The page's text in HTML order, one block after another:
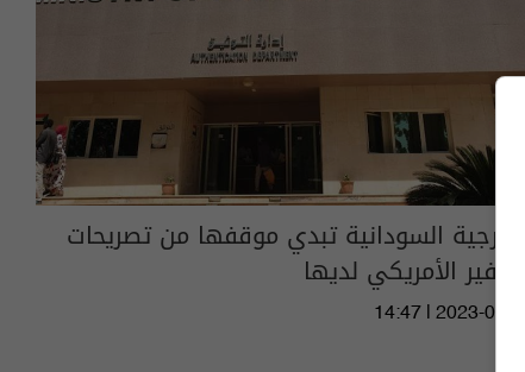
الخارجية السودانية تبدي موقفها من تصريحات
السفير الأمريكي لديها
14:47 | 2023-08-26